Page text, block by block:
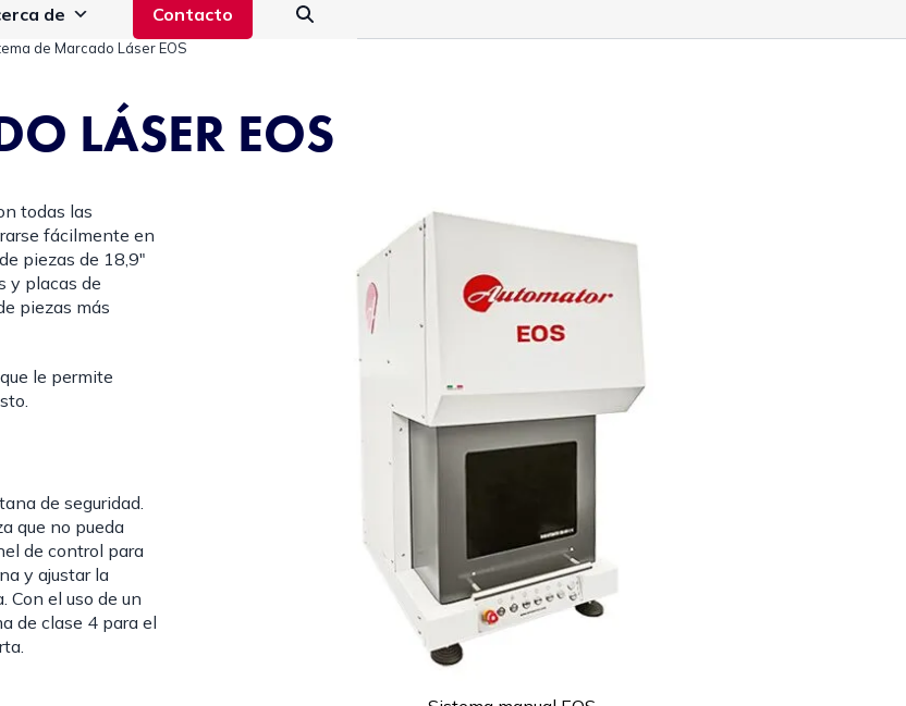
de Contacto
de Marcado Láser EOS
LÁSER EOS
todas las
fácilmente en
piezas de 18,9″
y placas de
piezas más
le permite
de seguridad.
que no pueda
de control para
y ajustar la
Con el uso de un
de clase 4 para el